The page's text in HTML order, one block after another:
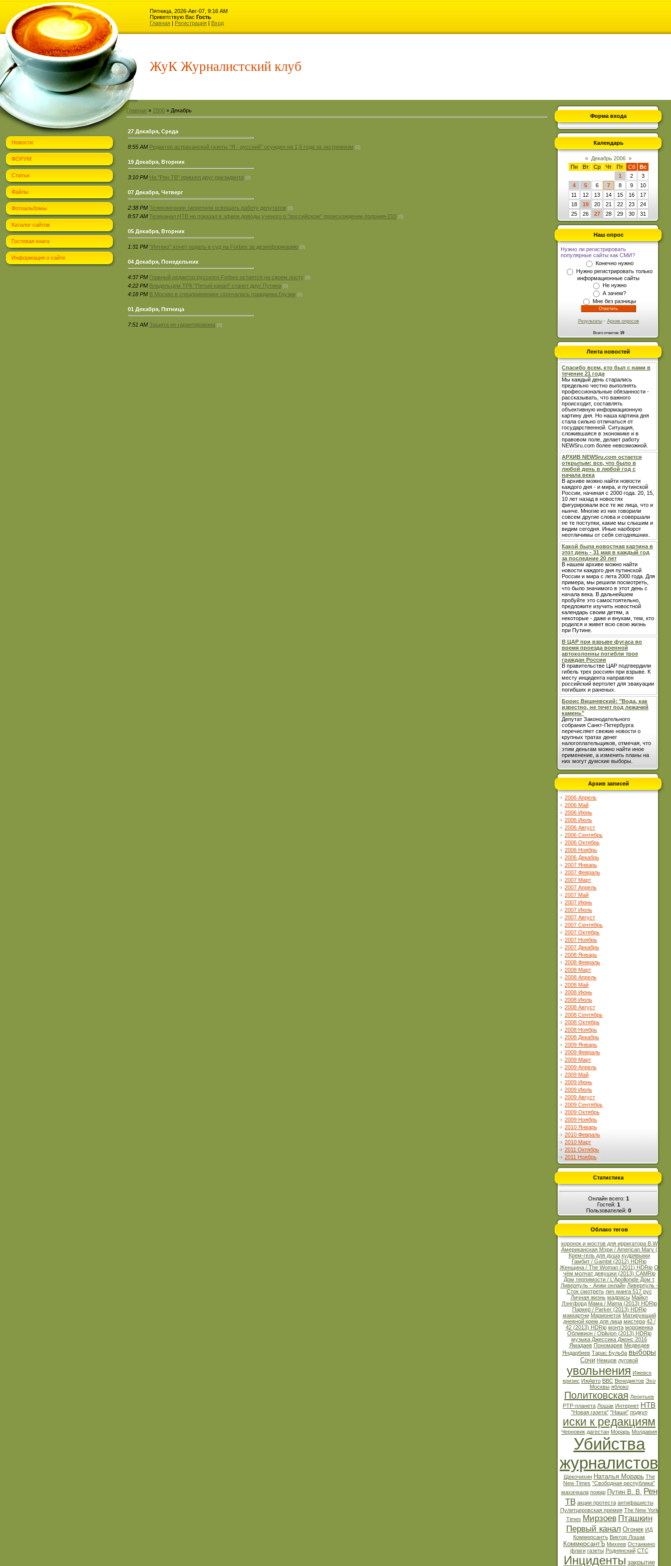
Пятница, 2026-Авг-07, 9:16 AM
Приветствую Вас Гость
Главная | Регистрация | Вход
ЖуК Журналистский клуб
Новости
ФОРУМ
Статьи
Файлы
Фотоальбомы
Каталог сайтов
Гостевая книга
Информация о сайте
Главная » 2006 » Декабрь
27 Декабря, Среда
8:55 AM Редактор астраханской газеты "Я - русский" осужден на 1,5 года за экстремизм (0)
19 Декабря, Вторник
3:10 PM На "Рен ТВ" пришел друг президента (0)
07 Декабря, Четверг
2:38 PM Телекомпании запретили освещать работу депутатов (0)
8:57 AM Телеканал НТВ не показал в эфире доводы ученого о "российском" происхождении полония-210 (0)
05 Декабря, Вторник
1:31 PM "Интеко" хочет подать в суд на Forbes за дезинформацию (0)
04 Декабря, Понедельник
4:37 PM Главный редактор русского Forbes остается на своем посту (0)
4:22 PM Владельцем ТРК "Пятый канал" станет друг Путина (0)
4:18 PM В Москве в спецприемнике скончалась гражданка Грузии (0)
01 Декабря, Пятница
7:51 AM Защита не гарантирована (0)
Форма входа
Календарь
« Декабрь 2006 »
Пн
Вт Ср Чт Пт Сб
Вс
1
2
3
4
5 6 7 8 9
10
11
12 13 14 15 16
17
18
19 20 21 22 23
24
25
26 27 28 29 30 31
Наш опрос
Нужно ли регистрировать
популярные сайты как СМИ?
Конечно нужно
Нужно регистрировать только
информационные сайты
Не нужно
А зачем?
Мне без разницы
Результаты· Архив опросов
Всего ответов: 19
Лента новостей
Спасибо всем, кто был с нами в
течение 21 года
Мы каждый день старались
предельно честно выполнять
профессиональные обязанности -
рассказывать, что важного
происходит, составлять
объективную информационную
картину дня. Но наша картина дня
стала сильно отличаться от
государственной. Ситуация,
сложившаяся в экономике и в
правовом поле, делает работу
NEWSru.com более невозможной.
АРХИВ NEWSru.com остается
открытым: все, что было в
любой день в любой год с
начала века
В архиве можно найти новости
каждого дня - и мира, и путинской
России, начиная с 2000 года. 20, 15,
10 лет назад в новостях
фигурировали все те же лица, что и
нынче. Многие из них говорили
совсем другие слова и совершали
не те поступки, какие мы слышим и
видим сегодня. Иные наоборот
неотличимы от себя сегодняшних.
Какой была новостная картина в
этот день - 31 мая в каждый год
за последние 20 лет
В нашем архиве можно найти
новости каждого дня путинской
России и мира с лета 2000 года. Для
примера, мы решили посмотреть,
что было значимого в этот день с
начала века. В дальнейшем
пробуйте это самостоятельно,
предложите изучить новостной
календарь своим детям, а
некоторые - даже и внукам, тем, кто
родился и живет всю свою жизнь
при Путине.
В ЦАР при взрыве фугаса во
время проезда военной
автоколонны погибли трое
граждан России
В правительстве ЦАР подтвердили
гибель трех россиян при взрыве. К
месту инцидента направлен
российский вертолет для эвакуации
погибших и раненых.
Борис Вишневский: "Вода, как
известно, не течет под лежачий
камень"
Депутат Законодательного
собрания Санкт-Петербурга
перечисляет свежие новости о
крупных тратах денег
налогоплательщиков, отмечая, что
этим деньгам можно найти иное
применение, а изменить планы на
них могут думские выборы.
Архив записей
2006 Апрель
2006 Май
2006 Июнь
2006 Июль
2006 Август
2006 Сентябрь
2006 Октябрь
2006 Ноябрь
2006 Декабрь
2007 Январь
2007 Февраль
2007 Март
2007 Апрель
2007 Май
2007 Июнь
2007 Июль
2007 Август
2007 Сентябрь
2007 Октябрь
2007 Ноябрь
2007 Декабрь
2008 Январь
2008 Февраль
2008 Март
2008 Апрель
2008 Май
2008 Июнь
2008 Июль
2008 Август
2008 Сентябрь
2008 Октябрь
2008 Ноябрь
2008 Декабрь
2009 Январь
2009 Февраль
2009 Март
2009 Апрель
2009 Май
2009 Июнь
2009 Июль
2009 Август
2009 Сентябрь
2009 Октябрь
2009 Ноябрь
2010 Январь
2010 Февраль
2010 Март
2011 Октябрь
2011 Ноябрь
Статистика
Онлайн всего: 1
Гостей: 1
Пользователей: 0
Облако тегов
коронок и мостов для ирригатора B.W
Американская Мэри / American Mary (
Крем-гель для душа кудрявыми
Гамбит / Gambit (2012) HDRip
Женщина / The Woman (2011) HDRip О
чём молчат девушки (2013) CAMRip
Дом терпимости / L'Apollonide Дом т
Ливерпуль - Анжи онлайн Ливерпуль -
Сток смотреть лич манга 517 рус
Личная жизнь мадрасы Майкл
Лэнгфорд Мама / Mama (2013) HDRip
Паркер / Parker (2013) HDRip
маккартни Марионеток Матирующий
дневной крем для лица мистера 42 /
42 (2013) HDRip монта мороженка
Обливион / Oblivion (2013) HDRip
музыка Джессика Джонс 2016
Ямадаев Пономарев Медведев
Яндарбиев Тарас Бульба выборы
Сочи Немцов луговой
увольнения Ижевск
кризис ИжАвто BBC Венедиктов Эхо
Москвы яблоко
Политковская Леонтьев
РТР-планета Лошак Интернет НТВ
"Новая газета" "Наши" подкуп
иски к редакциям
Черновик дагестан Морарь Молдавия
Убийства
журналистов
Щекочихин Наталья Морарь The
New Times "Свободная республика"
махачкала пожар Путин В. В. Рен
ТВ акции протеста антифашисты
Пулитцеровская премия The New York
Times Мирзоев Пташкин
Первый канал Огонек ИД
Коммерсантъ Виктор Лошак
КоммерсантЪ Михеев Останкино
флаги газеты Роднянский СТС
Инциденты закрытие